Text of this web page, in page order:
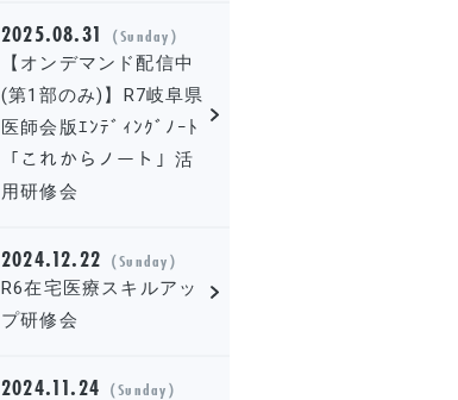
2025.08.31
（Sunday）
【オンデマンド配信中
(第1部のみ)】R7岐阜県
医師会版ｴﾝﾃﾞｨﾝｸﾞﾉｰﾄ
「これからノート」活
用研修会
2024.12.22 （Sunday）
R6在宅医療スキルアッ
プ研修会
2024.11.24 （Sunday）